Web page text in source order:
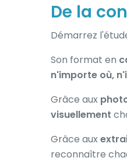
De la
Démarrez
Son format en
n'importe où,
Grâce aux
visuellement
Grâce aux
reconnaître